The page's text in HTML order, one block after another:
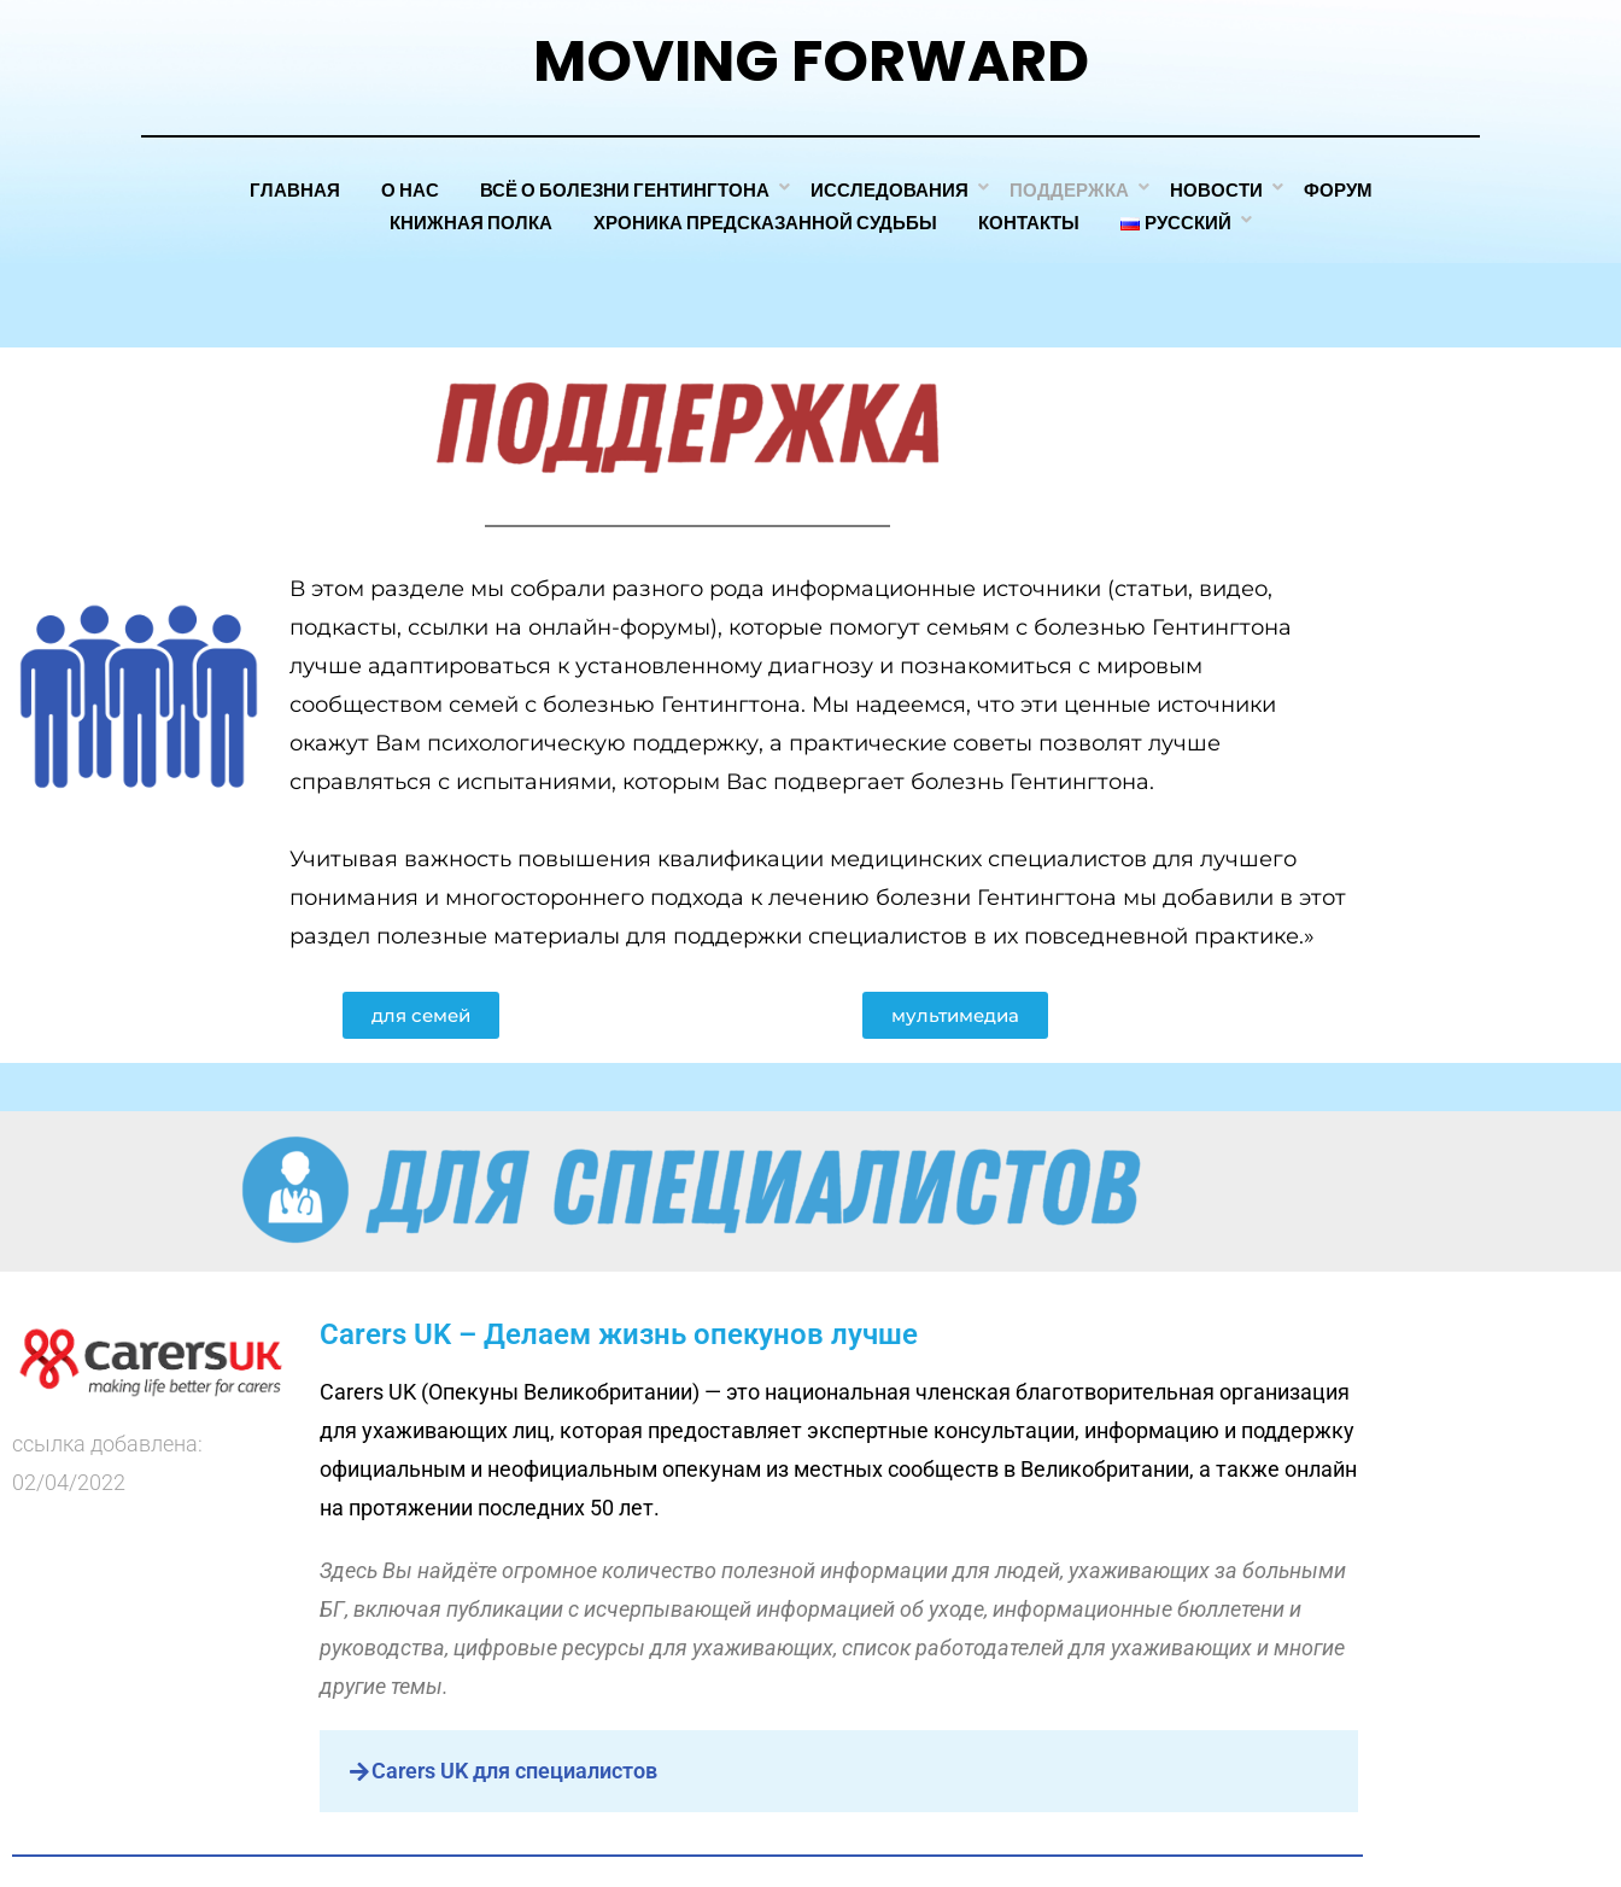
MOVING FORWARD
ГЛАВНАЯ О НАС ВСЁ О БОЛЕЗНИ ГЕНТИНГТОНА ИССЛЕДОВАНИЯ ПОДДЕРЖКА НОВОСТИ
ФОРУМ
КНИЖНАЯ ПОЛКА
ХРОНИКА ПРЕДСКАЗАННОЙ СУДЬБЫ КОНТАКТЫ РУССКИЙ
В этом разделе мы собрали разного рода информационные источники (статьи, видео,
подкасты, ссылки на онлайн-форумы), которые помогут семьям с болезнью Гентингтона
лучше адаптироваться к установленному диагнозу и познакомиться с мировым
сообществом семей с болезнью Гентингтона. Мы надеемся, что эти ценные источники
окажут Вам психологическую поддержку, а практические советы позволят лучше
справляться с испытаниями, которым Вас подвергает болезнь Гентингтона.
Учитывая важность повышения квалификации медицинских специалистов для лучшего
понимания и многостороннего подхода к лечению болезни Гентингтона мы добавили в этот
раздел полезные материалы для поддержки специалистов в их повседневной практике.»
для семей мультимедиа
ссылка добавлена:
02/04/2022
Carers UK – Делаем жизнь опекунов лучше
Carers UK (Опекуны Великобритании) — это национальная членская благотворительная организация
для ухаживающих лиц, которая предоставляет экспертные консультации, информацию и поддержку
официальным и неофициальным опекунам из местных сообществ в Великобритании, а также онлайн
на протяжении последних 50 лет.
Здесь Вы найдёте огромное количество полезной информации для людей, ухаживающих за больными
БГ, включая публикации с исчерпывающей информацией об уходе, информационные бюллетени и
руководства, цифровые ресурсы для ухаживающих, список работодателей для ухаживающих и многие
другие темы.
Carers UK для специалистов